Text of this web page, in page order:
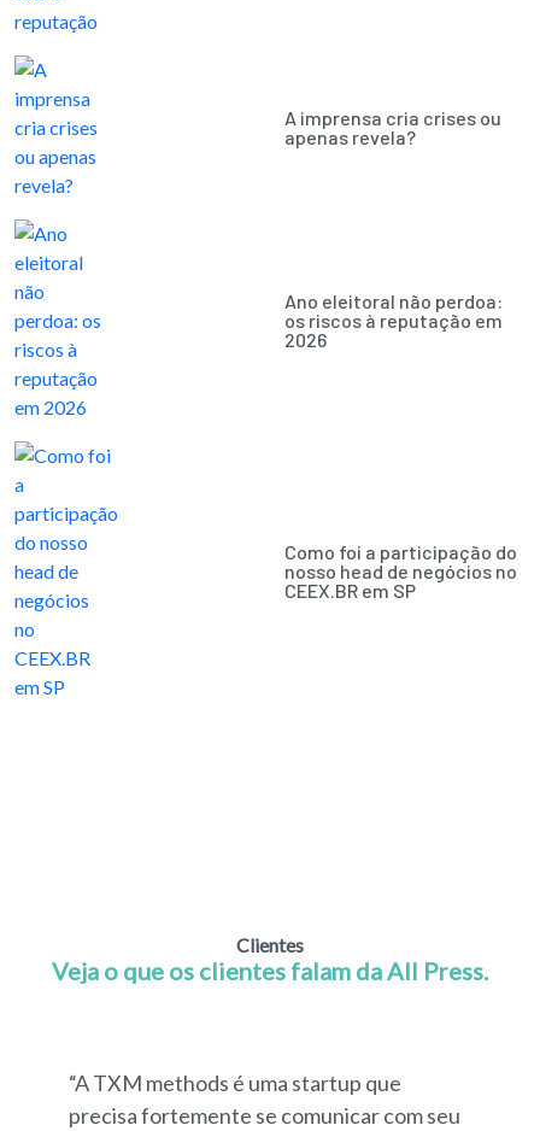
A imprensa cria crises ou
apenas revela?
Ano eleitoral não perdoa:
os riscos à reputação em
2026
Como foi a participação do
nosso head de negócios no
CEEX.BR em SP
Clientes
Veja o que os clientes falam da All Press.
“A TXM methods é uma startup que
precisa fortemente se comunicar com seu